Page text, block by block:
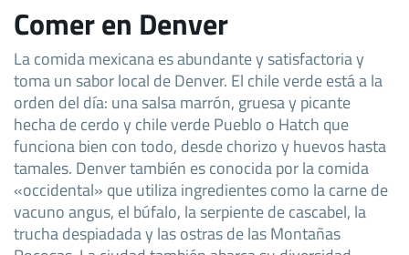
Comer en Denver
La comida mexicana es abundante y satisfactoria y
toma un sabor local de Denver. El chile verde está a la
orden del día: una salsa marrón, gruesa y picante
hecha de cerdo y chile verde Pueblo o Hatch que
funciona bien con todo, desde chorizo y huevos hasta
tamales. Denver también es conocida por la comida
«occidental» que utiliza ingredientes como la carne de
vacuno angus, el búfalo, la serpiente de cascabel, la
trucha despiadada y las ostras de las Montañas